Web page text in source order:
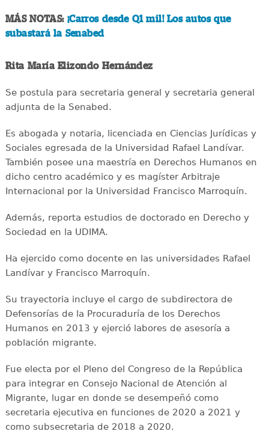
MÁS NOTAS: ¡Carros desde Q1 mil! Los autos que
subastará la Senabed
Rita María Elizondo Hernández
Se postula para secretaria general y secretaria general
adjunta de la Senabed.
Es abogada y notaria, licenciada en Ciencias Jurídicas y
Sociales egresada de la Universidad Rafael Landívar.
También posee una maestría en Derechos Humanos en
dicho centro académico y es magíster Arbitraje
Internacional por la Universidad Francisco Marroquín.
Además, reporta estudios de doctorado en Derecho y
Sociedad en la UDIMA.
Ha ejercido como docente en las universidades Rafael
Landívar y Francisco Marroquín.
Su trayectoria incluye el cargo de subdirectora de
Defensorías de la Procuraduría de los Derechos
Humanos en 2013 y ejerció labores de asesoría a
población migrante.
Fue electa por el Pleno del Congreso de la República
para integrar en Consejo Nacional de Atención al
Migrante, lugar en donde se desempeñó como
secretaria ejecutiva en funciones de 2020 a 2021 y
como subsecretaria de 2018 a 2020.